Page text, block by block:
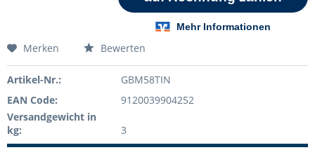
Merken Bewerten
Artikel-Nr.:
GBM58TIN
EAN Code:
9120039904252
Versandgewicht in
kg:
3